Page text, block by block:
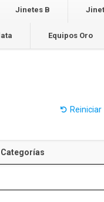
Jinetes B
Equipos Oro
Reiniciar
Categorías